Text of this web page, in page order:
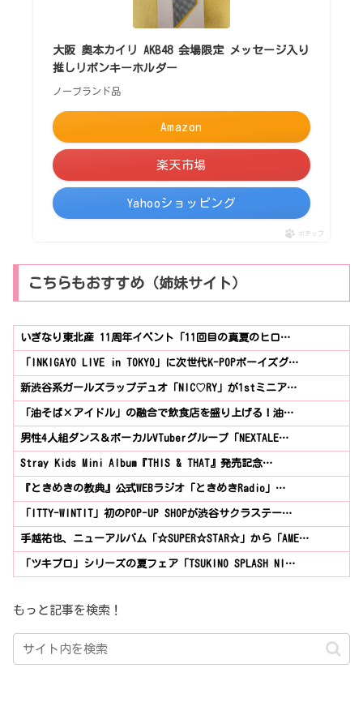
大阪 奥本カイリ AKB48 会場限定 メッセージ入り
推しリボンキーホルダー
ノーブランド品
Amazon
楽天市場
Yahooショッピング
ポチップ
こちらもおすすめ（姉妹サイト）
いぎなり東北産 11周年イベント「11回目の真夏のヒロ…
「INKIGAYO LIVE in TOKYO」に次世代K-POPボーイズグ…
新渋谷系ガールズラップデュオ「NIC♡RY」が1stミニア…
「油そば×アイドル」の融合で飲食店を盛り上げる！油…
男性4人組ダンス＆ボーカルVTuberグループ「NEXTALE…
Stray Kids Mini Album『THIS & THAT』発売記念…
『ときめきの教典』公式WEBラジオ「ときめきRadio」…
「ITTY-WINTIT」初のPOP-UP SHOPが渋谷サクラステー…
手越祐也、ニューアルバム「☆SUPER☆STAR☆」から「AME…
「ツキプロ」シリーズの夏フェア「TSUKINO SPLASH NI…
もっと記事を検索！